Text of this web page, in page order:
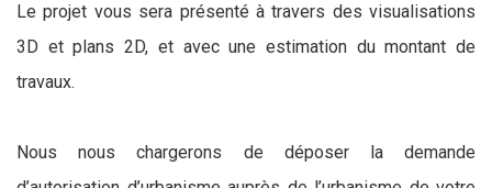
Le projet vous sera présenté à travers des visualisations
3D et plans 2D, et avec une estimation du montant de
travaux.
Nous nous chargerons de déposer la demande